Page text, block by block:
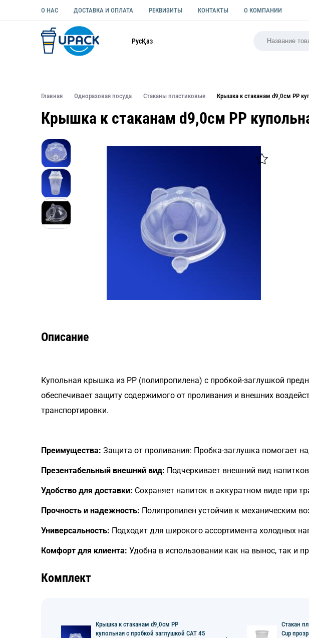
О НАС ДОСТАВКА И ОПЛАТА РЕКВИЗИТЫ КОНТАКТЫ О КОМПАНИИ
РусҚаз
Главная Одноразовая посуда Стаканы пластиковые Крышка к стаканам d9,0см PP
Крышка к стаканам d9,0см PP
Описание
Купольная крышка из PP (полипропилена) с пробкой-заглушкой
обеспечивает защиту содержимого от проливания и внешних
транспортировки.
Преимущества: Защита от проливания: Пробка-заглушка помогает
Презентабельный внешний вид: Подчеркивает внешний вид
Удобство для доставки: Сохраняет напиток в аккуратном виде при
Прочность и надежность: Полипропилен устойчив к механическим
Универсальность: Подходит для широкого ассортимента холодных
Комфорт для клиента: Удобна в использовании как на вынос, так и
Комплект
Крышка к стаканам d9,0см PP
купольная с пробкой заглушкой CAT 45
Стакан
Cup